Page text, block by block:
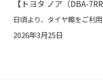
【トヨタ ノア（DBA-
2026年3月25日